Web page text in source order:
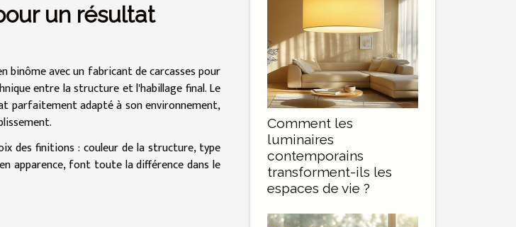
un résultat
avec un fabricant de carcasses pour
entre la structure et l'habillage final. Le
parfaitement adapté à son environnement,
des finitions : couleur de la structure, type
apparence, font toute la différence dans le
Comment les
luminaires
contemporains
transforment-ils les
espaces de vie ?